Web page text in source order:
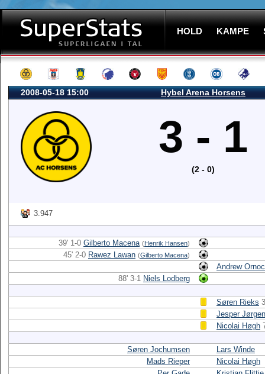
HOLD KAMPE
2008-05-18 15:00 Hybel Arena Horsens
3 - 1
(2 - 0)
3.947
39' 1-0 Gilberto Macena (Henrik Hansen)
45' 2-0 Rawez Lawan (Gilberto Macena)
Andrew
88' 3-1 Niels Lodberg
Søren Rieks
Jesper
Nicolai Høgh
Søren Jochumsen
Lars Winde
Mads Rieper
Nicolai Høgh